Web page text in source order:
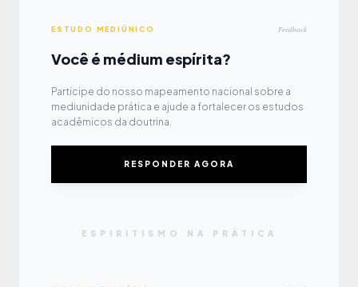
ESTUDO MEDIÚNICO Feedback
Você é médium espírita?
Participe do nosso mapeamento nacional sobre a
mediunidade prática e ajude a fortalecer os estudos
acadêmicos da doutrina.
RESPONDER AGORA
ESPIRITISMO NA PRÁTICA